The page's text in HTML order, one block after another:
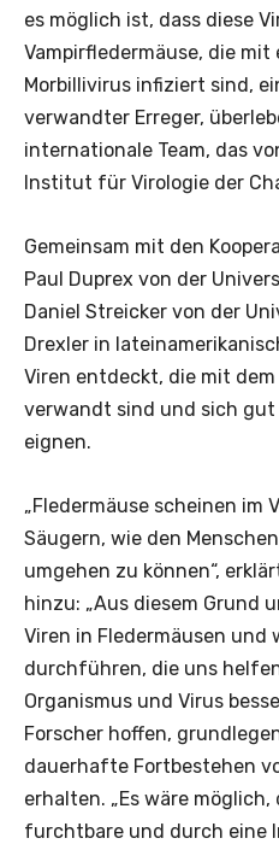
es möglich ist, dass diese
Vampirfledermäuse, die
Morbillivirus infiziert sind,
verwandter Erreger,
internationale Team, das
Institut für Virologie der
Gemeinsam mit den
Paul Duprex von der
Daniel Streicker von der
Drexler in
Viren entdeckt, die mit
verwandt sind und sich
eignen.
„Fledermäuse scheinen im
Säugern, wie den
umgehen zu können“,
hinzu: „Aus diesem Grund
Viren in Fledermäusen und
durchführen, die uns
Organismus und Virus
Forscher hoffen,
dauerhafte Fortbestehen
erhalten. „Es wäre
furchtbare und durch eine